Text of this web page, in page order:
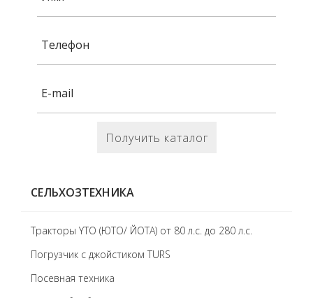
Получить каталог
СЕЛЬХОЗТЕХНИКА
Тракторы YTO (ЮТО/ ЙОТА) от 80 л.с. до 280 л.с.
Погрузчик с джойстиком TURS
Посевная техника